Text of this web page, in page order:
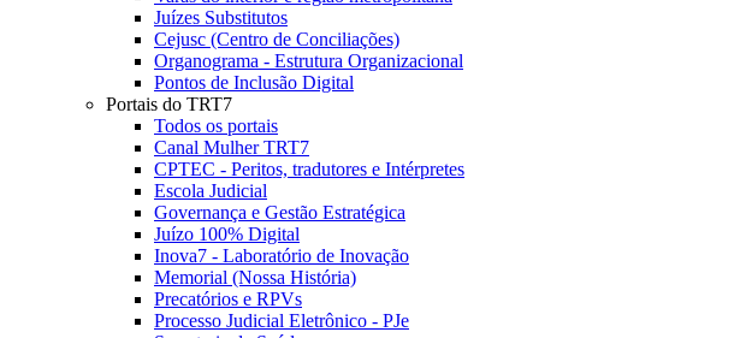
Juízes Substitutos
Cejusc (Centro de Conciliações)
Organograma - Estrutura Organizacional
Pontos de Inclusão Digital
Portais do TRT7
Todos os portais
Canal Mulher TRT7
CPTEC - Peritos, tradutores e Intérpretes
Escola Judicial
Governança e Gestão Estratégica
Juízo 100% Digital
Inova7 - Laboratório de Inovação
Memorial (Nossa História)
Precatórios e RPVs
Processo Judicial Eletrônico - PJe